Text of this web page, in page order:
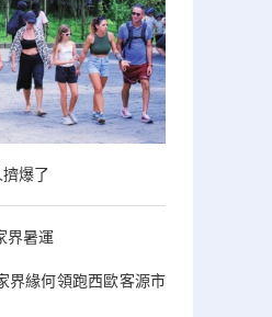
擠爆了
界暑運
界緣何領跑西歐客源市